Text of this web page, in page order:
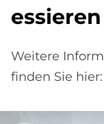
es­sie­ren
Weitere
finden Sie hier: